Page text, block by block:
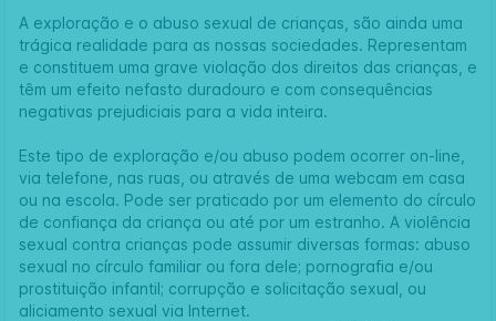
A exploração e o abuso sexual de crianças, são ainda uma
trágica realidade para as nossas sociedades. Representam
e constituem uma grave violação dos direitos das crianças, e
têm um efeito nefasto duradouro e com consequências
negativas prejudiciais para a vida inteira.
Este tipo de exploração e/ou abuso podem ocorrer on-line,
via telefone, nas ruas, ou através de uma webcam em casa
ou na escola. Pode ser praticado por um elemento do círculo
de confiança da criança ou até por um estranho. A violência
sexual contra crianças pode assumir diversas formas: abuso
sexual no círculo familiar ou fora dele; pornografia e/ou
prostituição infantil; corrupção e solicitação sexual, ou
aliciamento sexual via Internet.